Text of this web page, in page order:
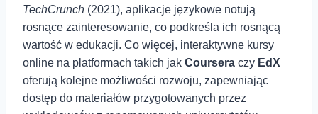
TechCrunch (2021), aplikacje językowe notują
rosnące zainteresowanie, ⁣co podkreśla ich rosnącą
wartość w edukacji. Co więcej, interaktywne kursy
online na platformach takich jak Coursera czy⁢ EdX
oferują kolejne możliwości rozwoju, zapewniając
dostęp do materiałów przygotowanych przez